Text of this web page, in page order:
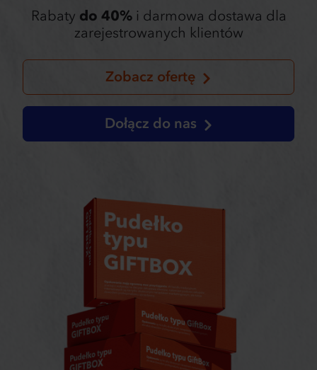
Rabaty do 40%i darmowa dostawa dla
zarejestrowanych klientów
Zobacz ofertę
Dołącz do nas